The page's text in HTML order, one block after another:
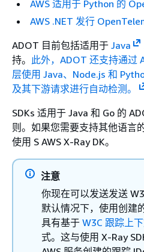
AWS 适用于 Python 的
AWS .NET 发行
ADOT 目前包括适用于 Java
持。 此外，ADOT 还支持通过
层使用 Java、Node.js 和
及其下游请求进行自动检测。
SDKs 适用于 Java 和 Go 的
则。如果您需要支持其他语言
使用 S AWS X-Ray DK。
注意
你现在可以发送发送
默认情况下，使用创建
具有基于 W3C 跟踪上
式。这与使用 X-Ray